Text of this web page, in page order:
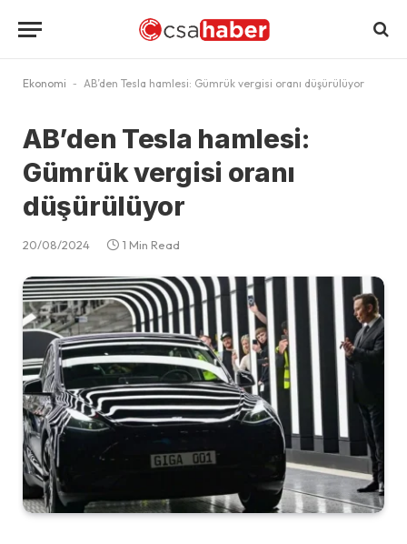
Ekonomi - AB’den Tesla hamlesi: Gümrük vergisi oranı düşürülüyor
AB’den Tesla hamlesi:
Gümrük vergisi oranı
düşürülüyor
20/08/2024 1 Min Read